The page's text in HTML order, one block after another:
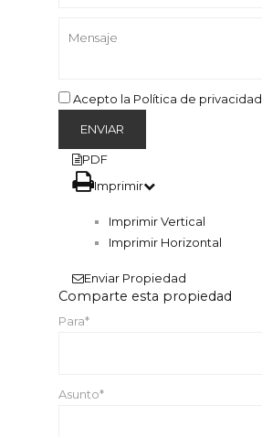
Acepto la Política de privacidad.
PDF
Imprimir
Imprimir Vertical
Imprimir Horizontal
Enviar Propiedad
Comparte esta propiedad
Para*
Asunto*